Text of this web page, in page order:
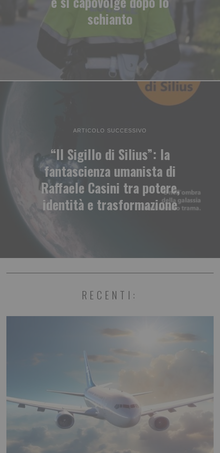
schianto
ARTICOLO SUCCESSIVO
“Il Sigillo di Silius”: la
fantascienza umanista di
Raffaele Casini tra potere,
identità e trasformazione
RECENTI: